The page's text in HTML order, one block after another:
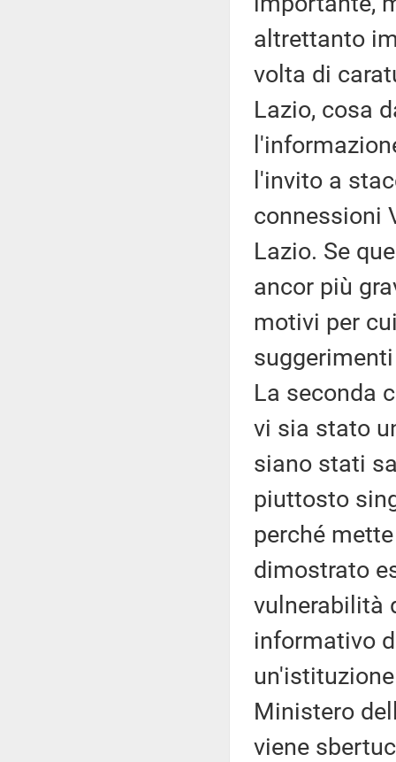
altrettanto
volta di
Lazio, cosa
l'invito a
connessioni
Lazio. Se
ancor più
motivi per
La seconda
vi sia stato
siano stati
piuttosto
perché
dimostrato
vulnerabilità
informativo
Ministero
viene